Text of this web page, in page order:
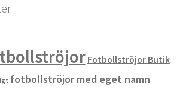
Fotbollströjor Butik
fotbollströjor med eget namn